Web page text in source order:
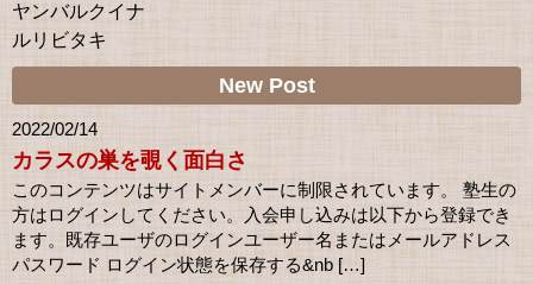
ヤンバルクイナ
ルリビタキ
New Post
2022/02/14
カラスの巣を覗く面白さ
このコンテンツはサイトメンバーに制限されています。 塾生の
方はログインしてください。入会申し込みは以下から登録でき
ます。既存ユーザのログインユーザー名またはメールアドレス
パスワード ログイン状態を保存する&nb […]